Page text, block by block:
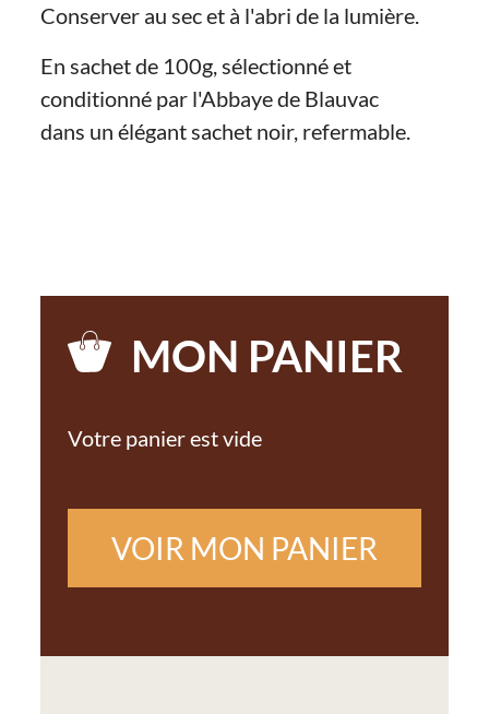
MON PANIER
Votre panier est vide
VOIR MON PANIER
Conserver au sec et à l'abri de la lumière.
En sachet de 100g, sélectionné et
conditionné par l'Abbaye de Blauvac
dans un élégant sachet noir, refermable.